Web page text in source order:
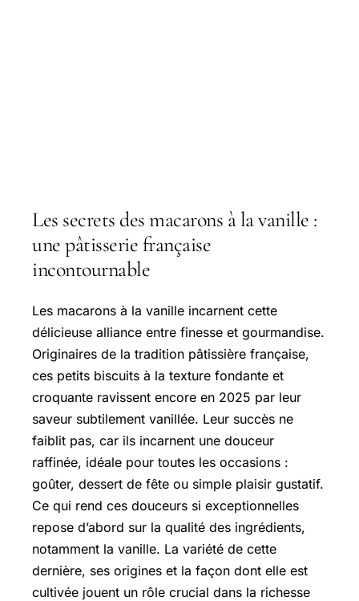
Les secrets des macarons à la vanille :
une pâtisserie française
incontournable
Les macarons à la vanille incarnent cette
délicieuse alliance entre finesse et gourmandise.
Originaires de la tradition pâtissière française,
ces petits biscuits à la texture fondante et
croquante ravissent encore en 2025 par leur
saveur subtilement vanillée. Leur succès ne
faiblit pas, car ils incarnent une douceur
raffinée, idéale pour toutes les occasions :
goûter, dessert de fête ou simple plaisir gustatif.
Ce qui rend ces douceurs si exceptionnelles
repose d’abord sur la qualité des ingrédients,
notamment la vanille. La variété de cette
dernière, ses origines et la façon dont elle est
cultivée jouent un rôle crucial dans la richesse